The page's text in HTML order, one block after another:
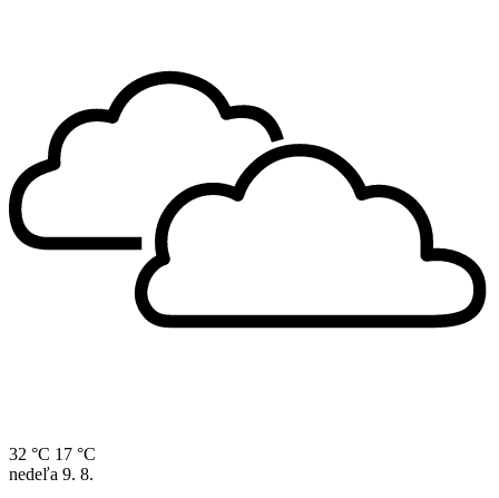
32 °C 17 °C
nedeľa 9. 8.